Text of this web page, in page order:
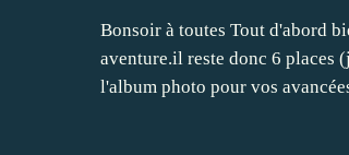
Bonsoir à toutes Tout d'abord
aventure.il reste donc 6 places
l'album photo pour vos